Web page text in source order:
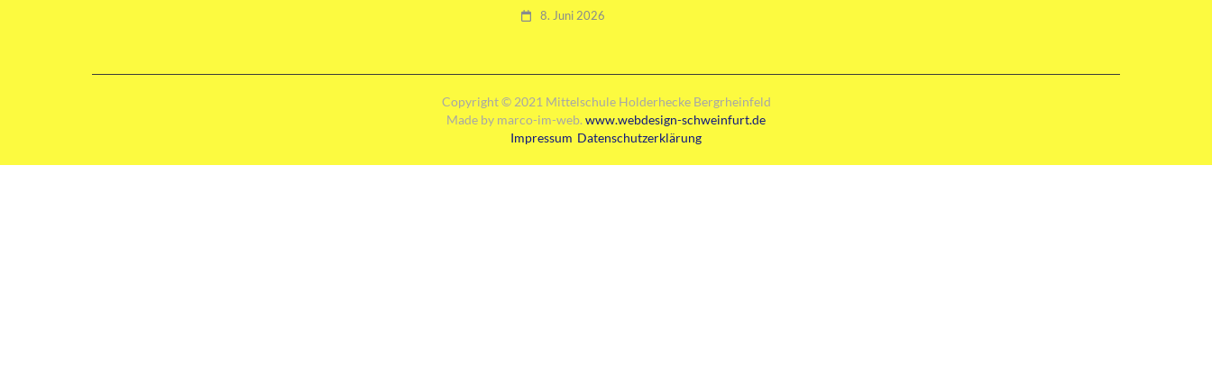
8. Juni 2026
Copyright © 2021 Mittelschule Holderhecke Bergrheinfeld
Made by marco-im-web. www.webdesign-schweinfurt.de
Impressum Datenschutzerklärung